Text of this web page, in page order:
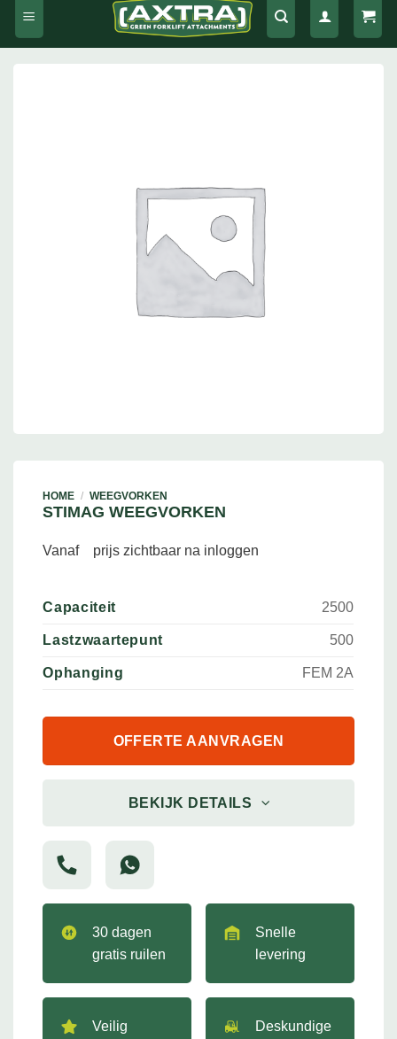
HOME / WEEGVORKEN
STIMAG WEEGVORKEN
Vanaf prijs zichtbaar na inloggen
Capaciteit 2500
Lastzwaartepunt 500
Ophanging FEM 2A
OFFERTE AANVRAGEN
BEKIJK DETAILS
30 dagen
gratis ruilen
Snelle
levering
Veilig
Deskundige